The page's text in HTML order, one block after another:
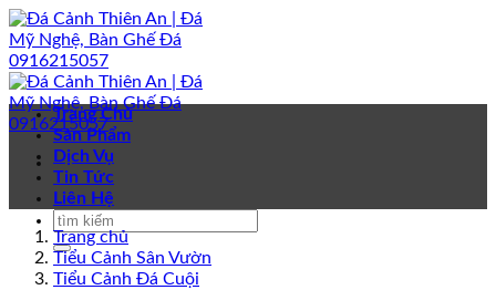
Bỏ
qua
nội
dung
Trang Chủ
Sản Phẩm
Dịch Vụ
Tin Tức
Liên Hệ
Trang chủ
Tiểu Cảnh Sân Vườn
Tiểu Cảnh Đá Cuội